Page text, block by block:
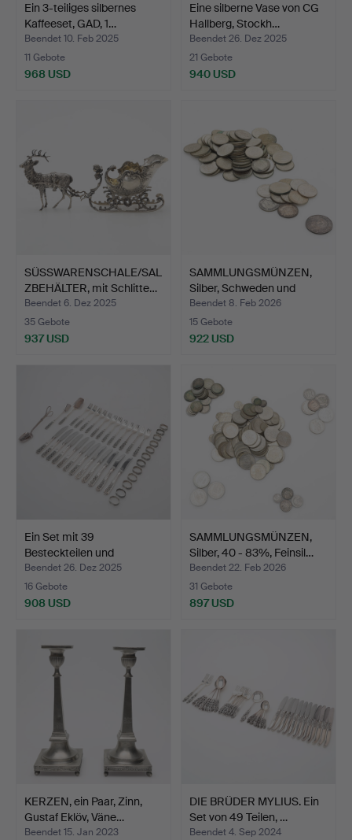
Ein 3-teiliges silbernes
Kaffeeset, GAD, 1…
Beendet 10. Feb 2025
11 Gebote
968 USD
Eine silberne Vase von CG
Hallberg, Stockh…
Beendet 26. Dez 2025
21 Gebote
940 USD
SÜSSWARENSCHALE/SAL
ZBEHÄLTER, mit Schlitte…
Beendet 6. Dez 2025
35 Gebote
937 USD
SAMMLUNGSMÜNZEN,
Silber, Schweden und
Chin…
Beendet 8. Feb 2026
15 Gebote
922 USD
Ein Set mit 39
Besteckteilen und
Serviette…
Beendet 26. Dez 2025
16 Gebote
908 USD
SAMMLUNGSMÜNZEN,
Silber, 40 - 83%, Feinsil…
Beendet 22. Feb 2026
31 Gebote
897 USD
KERZEN, ein Paar, Zinn,
Gustaf Eklöv, Väne…
Beendet 15. Jan 2023
DIE BRÜDER MYLIUS. Ein
Set von 49 Teilen, …
Beendet 4. Sep 2024